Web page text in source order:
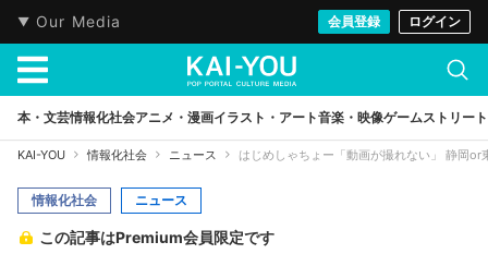
Our Media 会員登録 ログイン
本・文芸情報化社会アニメ・漫画イラスト・アート音楽・映像ゲームストリート
KAI-YOU 情報化社会 ニュース はじめしゃちょー「動画が撮れない」 静岡or
情報化社会 ニュース
この記事はPremium会員限定です